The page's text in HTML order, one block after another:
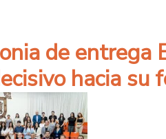
de entrega
hacia su